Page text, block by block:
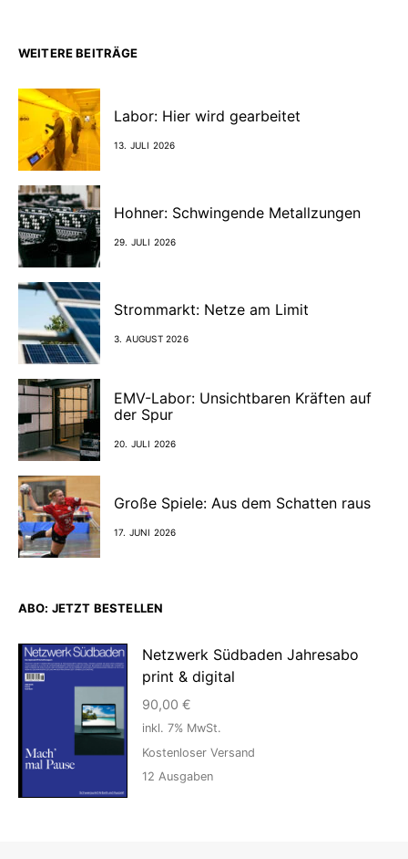
WEITERE BEITRÄGE
Labor: Hier wird gearbeitet
13. JULI 2026
Hohner: Schwingende Metallzungen
29. JULI 2026
Strommarkt: Netze am Limit
3. AUGUST 2026
EMV-Labor: Unsichtbaren Kräften auf
der Spur
20. JULI 2026
Große Spiele: Aus dem Schatten raus
17. JUNI 2026
ABO: JETZT BESTELLEN
Netzwerk Südbaden Jahresabo
print & digital
90,00 €
inkl. 7% MwSt.
Kostenloser Versand
12 Ausgaben